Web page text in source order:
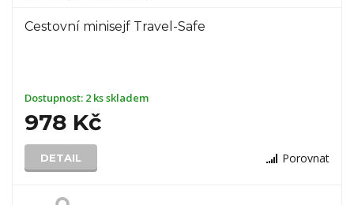
Cestovní minisejf Travel-Safe
Dostupnost: 2 ks skladem
978 Kč
DETAIL Porovnat